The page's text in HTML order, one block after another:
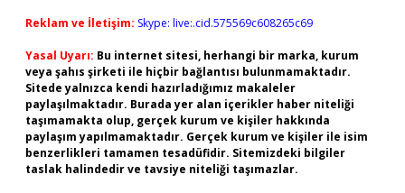
Reklam ve İletişim: Skype: live:.cid.575569c608265c69
Yasal Uyarı: Bu internet sitesi, herhangi bir marka, kurum
veya şahıs şirketi ile hiçbir bağlantısı bulunmamaktadır.
Sitede yalnızca kendi hazırladığımız makaleler
paylaşılmaktadır. Burada yer alan içerikler haber niteliği
taşımamakta olup, gerçek kurum ve kişiler hakkında
paylaşım yapılmamaktadır. Gerçek kurum ve kişiler ile isim
benzerlikleri tamamen tesadüfidir. Sitemizdeki bilgiler
taslak halindedir ve tavsiye niteliği taşımazlar.